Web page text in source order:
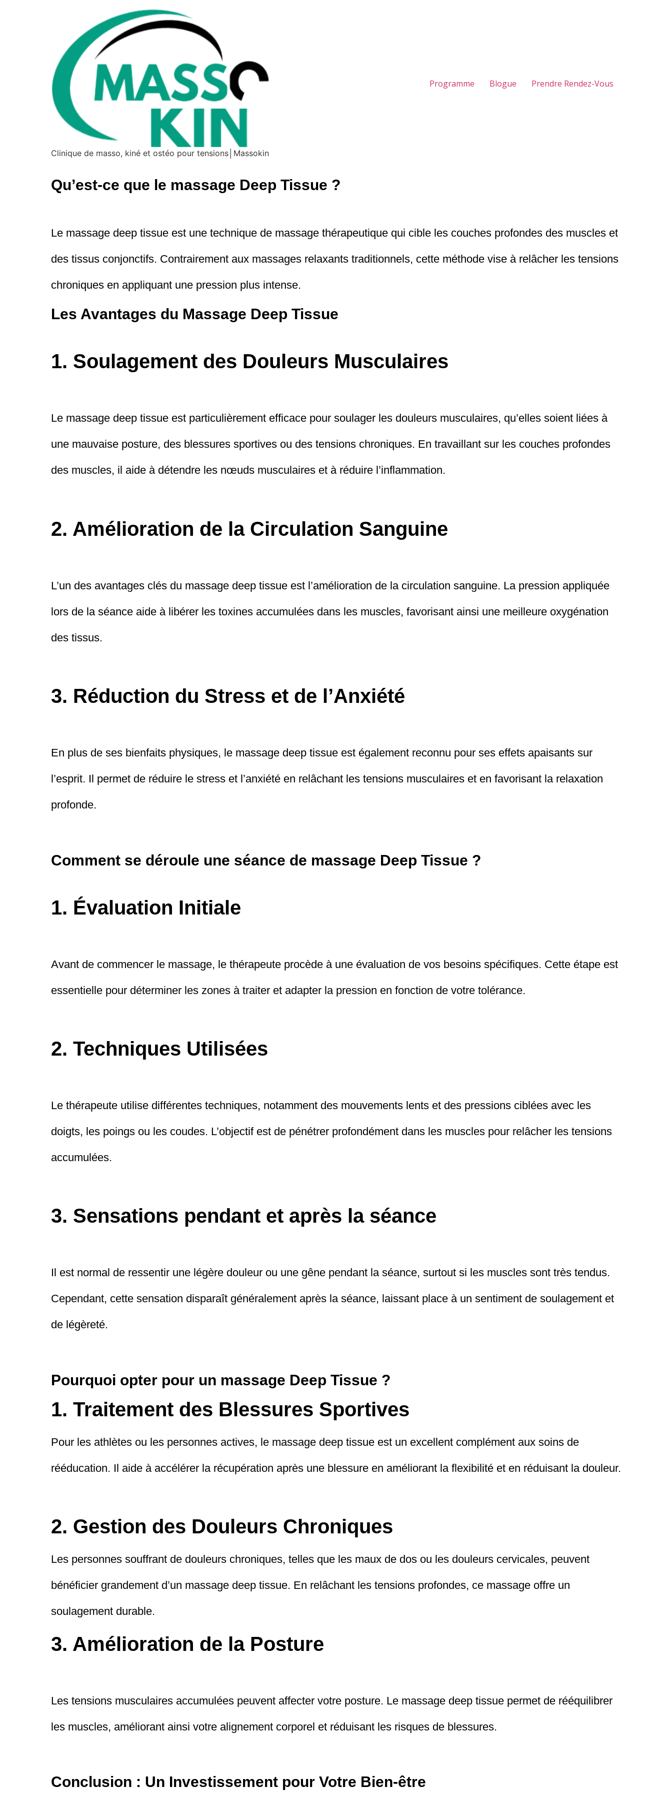
Clinique de masso, kiné et ostéo pour tensions│Massokin
Programme Blogue Prendre Rendez-Vous
Qu’est-ce que le massage Deep Tissue ?
Le massage deep tissue est une technique de massage thérapeutique qui cible les couches profondes des muscles et
des tissus conjonctifs. Contrairement aux massages relaxants traditionnels, cette méthode vise à relâcher les tensions
chroniques en appliquant une pression plus intense.
Les Avantages du Massage Deep Tissue
1. Soulagement des Douleurs Musculaires
Le massage deep tissue est particulièrement efficace pour soulager les douleurs musculaires, qu’elles soient liées à
une mauvaise posture, des blessures sportives ou des tensions chroniques. En travaillant sur les couches profondes
des muscles, il aide à détendre les nœuds musculaires et à réduire l’inflammation.
2. Amélioration de la Circulation Sanguine
L’un des avantages clés du massage deep tissue est l’amélioration de la circulation sanguine. La pression appliquée
lors de la séance aide à libérer les toxines accumulées dans les muscles, favorisant ainsi une meilleure oxygénation
des tissus.
3. Réduction du Stress et de l’Anxiété
En plus de ses bienfaits physiques, le massage deep tissue est également reconnu pour ses effets apaisants sur
l’esprit. Il permet de réduire le stress et l’anxiété en relâchant les tensions musculaires et en favorisant la relaxation
profonde.
Comment se déroule une séance de massage Deep Tissue ?
1. Évaluation Initiale
Avant de commencer le massage, le thérapeute procède à une évaluation de vos besoins spécifiques. Cette étape est
essentielle pour déterminer les zones à traiter et adapter la pression en fonction de votre tolérance.
2. Techniques Utilisées
Le thérapeute utilise différentes techniques, notamment des mouvements lents et des pressions ciblées avec les
doigts, les poings ou les coudes. L’objectif est de pénétrer profondément dans les muscles pour relâcher les tensions
accumulées.
3. Sensations pendant et après la séance
Il est normal de ressentir une légère douleur ou une gêne pendant la séance, surtout si les muscles sont très tendus.
Cependant, cette sensation disparaît généralement après la séance, laissant place à un sentiment de soulagement et
de légèreté.
Pourquoi opter pour un massage Deep Tissue ?
1. Traitement des Blessures Sportives
Pour les athlètes ou les personnes actives, le massage deep tissue est un excellent complément aux soins de
rééducation. Il aide à accélérer la récupération après une blessure en améliorant la flexibilité et en réduisant la douleur.
2. Gestion des Douleurs Chroniques
Les personnes souffrant de douleurs chroniques, telles que les maux de dos ou les douleurs cervicales, peuvent
bénéficier grandement d’un massage deep tissue. En relâchant les tensions profondes, ce massage offre un
soulagement durable.
3. Amélioration de la Posture
Les tensions musculaires accumulées peuvent affecter votre posture. Le massage deep tissue permet de rééquilibrer
les muscles, améliorant ainsi votre alignement corporel et réduisant les risques de blessures.
Conclusion : Un Investissement pour Votre Bien-être